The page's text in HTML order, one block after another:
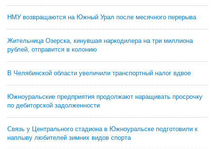
НМУ возвращаются на Южный Урал после месячного перерыва
Жительница Озерска, кинувшая наркодилера на три миллиона
рублей, отправится в колонию
В Челябинской области увеличили транспортный налог вдвое
Южноуральские предприятия продолжают наращивать просрочку
по дебиторской задолженности
Связь у Центрального стадиона в Южноуральске подготовили к
наплыву любителей зимних видов спорта